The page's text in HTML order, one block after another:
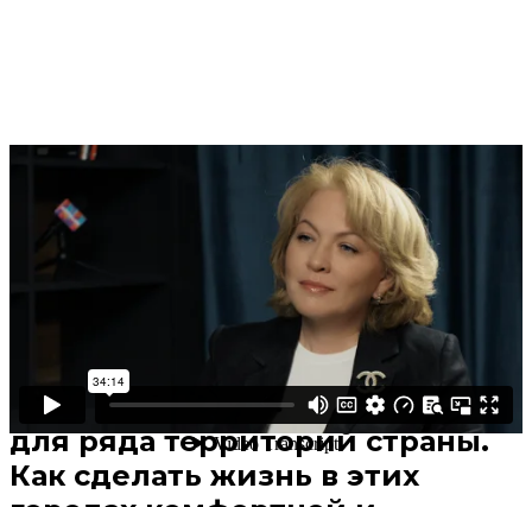
В избранное
Смотреть позже
Предприятия энерго- и
металлургического гиганта Эн+
находятся далеко от столицы и
являются градообразующими
для ряда территорий страны.
Как сделать жизнь в этих